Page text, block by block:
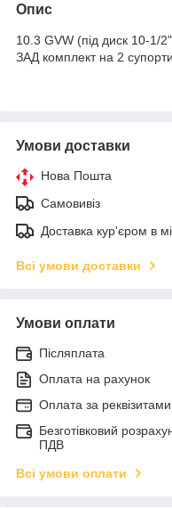
Опис
10.3 GVW (під диск 10-1/
ЗАД комплект на 2 супорти
Умови доставки
Нова Пошта
Самовивіз
Доставка кур'єром в
Всі умови доставки
Умови оплати
Післяплата
Оплата на рахунок
Оплата за реквізитами
Безготівковий
ПДВ
Всі умови оплати